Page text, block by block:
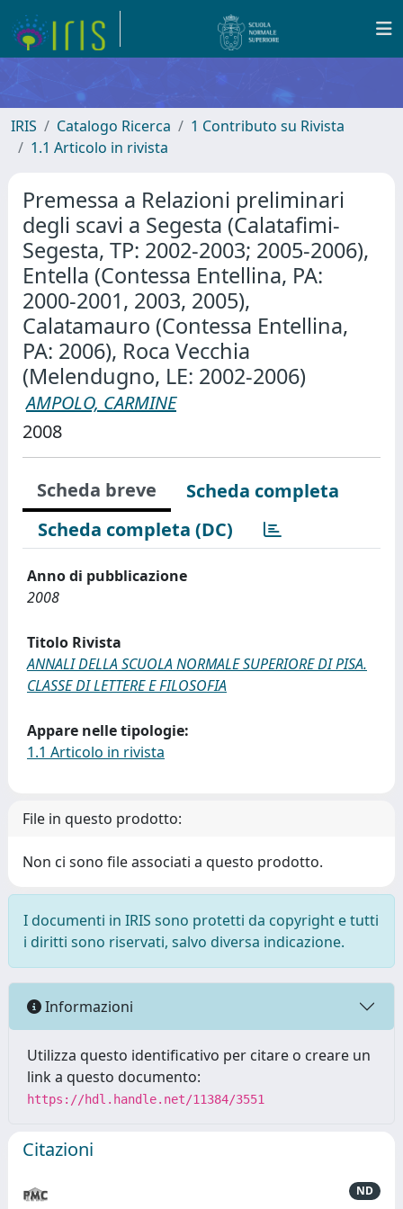
IRIS Catalogo Ricerca
1 Contributo su Rivista
1.1 Articolo in rivista
Premessa a Relazioni preliminari
degli scavi a Segesta (Calatafimi-
Segesta, TP: 2002-2003; 2005-2006),
Entella (Contessa Entellina, PA:
2000-2001, 2003, 2005),
Calatamauro (Contessa Entellina,
PA: 2006), Roca Vecchia
(Melendugno, LE: 2002-2006)
AMPOLO, CARMINE
2008
Scheda breve
Scheda completa
Scheda completa (DC)
Anno di pubblicazione
2008
Titolo Rivista
ANNALI DELLA SCUOLA NORMALE SUPERIORE DI PISA.
CLASSE DI LETTERE E FILOSOFIA
Appare nelle tipologie:
1.1 Articolo in rivista
File in questo prodotto:
Non ci sono file associati a questo prodotto.
I documenti in IRIS sono protetti da copyright e tutti
i diritti sono riservati, salvo diversa indicazione.
Informazioni
Utilizza questo identificativo per citare o creare un
link a questo documento:
https://hdl.handle.net/11384/3551
Citazioni
ND